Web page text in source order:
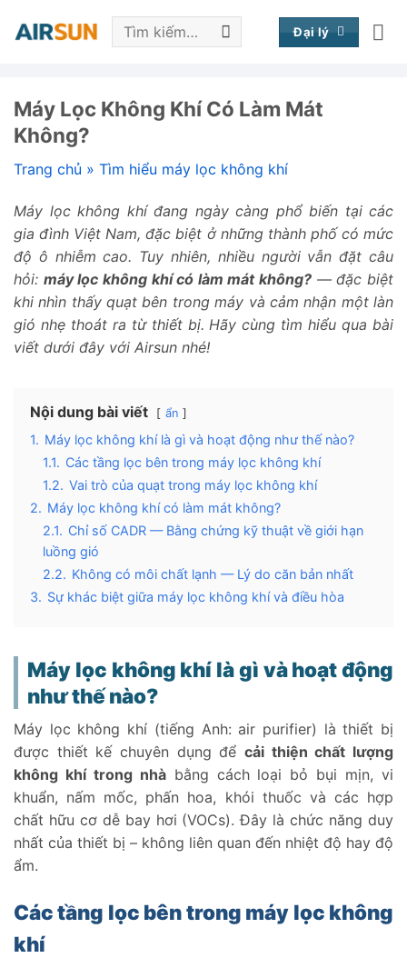
qua
Tìm
kiếm:
Đại lý
Máy Lọc Không Khí Có Làm Mát
Không?
Trang chủ » Tìm hiểu máy lọc không khí
Máy lọc không khí đang ngày càng phổ biến tại các
gia đình Việt Nam, đặc biệt ở những thành phố có mức
độ ô nhiễm cao. Tuy nhiên, nhiều người vẫn đặt câu
hỏi: máy lọc không khí có làm mát không? — đặc biệt
khi nhìn thấy quạt bên trong máy và cảm nhận một làn
gió nhẹ thoát ra từ thiết bị. Hãy cùng tìm hiểu qua bài
viết dưới đây với Airsun nhé!
Nội dung bài viết ẩn
1. Máy lọc không khí là gì và hoạt động như thế nào?
1.1. Các tầng lọc bên trong máy lọc không khí
1.2. Vai trò của quạt trong máy lọc không khí
2. Máy lọc không khí có làm mát không?
2.1. Chỉ số CADR — Bằng chứng kỹ thuật về giới hạn
luồng gió
2.2. Không có môi chất lạnh — Lý do căn bản nhất
3. Sự khác biệt giữa máy lọc không khí và điều hòa
3.2.
Điều hòa có thể thay thế máy lọc không khí
không?
4. Vậy nếu muốn vừa lọc khí vừa làm mát phải làm thế
nào?
4.1. Phương án 1 — Dùng máy lọc không khí kết hợp
điều hòa
4.2.
Phương án 2 — Dùng máy lọc không khí kết hợp
quạt điện
4.3.
Cách bố trí thiết bị để đạt hiệu quả tối ưu
5.
Máy lọc không khí là gì và hoạt động
như thế nào?
Máy lọc không khí (tiếng Anh: air purifier) là thiết bị
được thiết kế chuyên dụng để cải thiện chất lượng
không khí trong nhàbằng cách loại bỏ bụi mịn, vi
khuẩn, nấm mốc, phấn hoa, khói thuốc và các hợp
chất hữu cơ dễ bay hơi (VOCs). Đây là chức năng duy
nhất của thiết bị – không liên quan đến nhiệt độ hay độ
ẩm.
Các tầng lọc bên trong máy lọc không
khí